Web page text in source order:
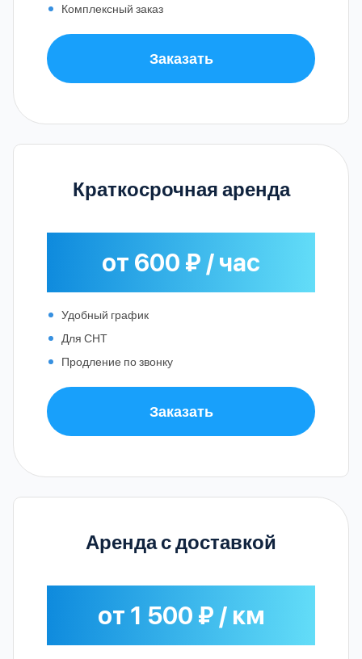
Комплексный заказ
Заказать
Краткосрочная аренда
от 600 ₽ / час
Удобный график
Для СНТ
Продление по звонку
Заказать
Аренда с доставкой
от 1 500 ₽ / км